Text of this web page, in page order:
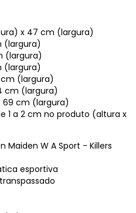
x 47 cm (largura)
(largura)
(largura)
(largura)
(largura)
cm (largura)
69 cm (largura)
1 a 2 cm no produto (altura x
Maiden W A Sport - Killers
esportiva